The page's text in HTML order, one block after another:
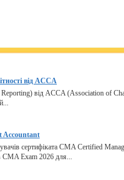
від ACCA
від ACCA (Association of
Accountant
сертифіката CMA Certified
CMA Exam 2026 для...